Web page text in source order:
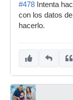
#478 Intenta
con los datos
hacerlo.